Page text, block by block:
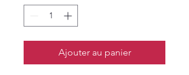
Ajouter au panier